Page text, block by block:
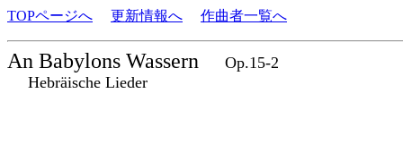
TOPページへ 更新情報へ 作曲者一覧へ
An Babylons Wassern
Op.15-2
Hebräische Lieder